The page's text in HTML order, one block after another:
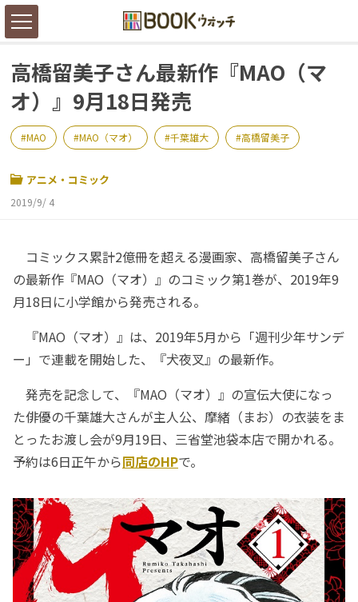
高橋留美子さん最新作『MAO（マ
オ）』9月18日発売
MAO MAO（マオ） 千葉雄大 高橋留美子
アニメ・コミック
2019/9/ 4
コミックス累計2億冊を超える漫画家、高橋留美子さん
の最新作『MAO（マオ）』のコミック第1巻が、2019年9
月18日に小学館から発売される。
『MAO（マオ）』は、2019年5月から「週刊少年サンデ
ー」で連載を開始した、『犬夜叉』の最新作。
発売を記念して、『MAO（マオ）』の宣伝大使になっ
た俳優の千葉雄大さんが主人公、摩緒（まお）の衣装をま
とったお渡し会が9月19日、三省堂池袋本店で開かれる。
予約は6日正午から同店のHPで。